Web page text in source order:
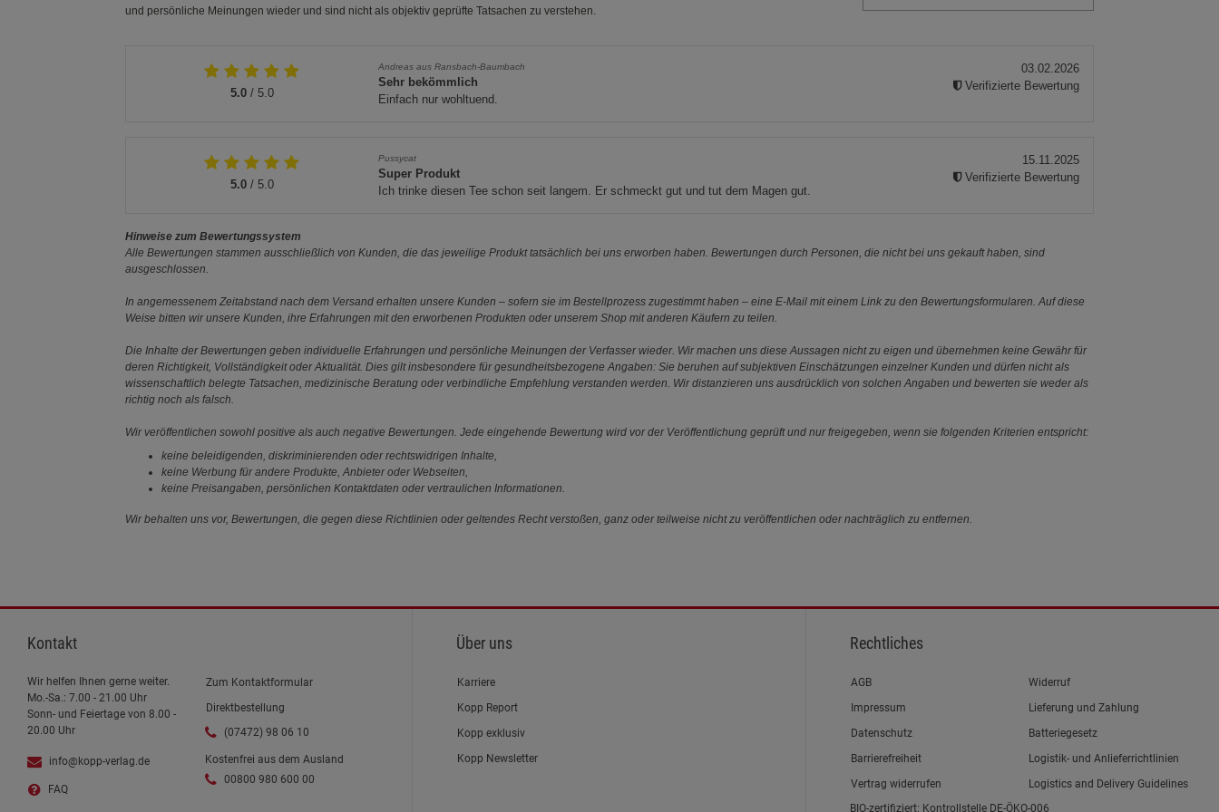
und persönliche Meinungen wieder und sind nicht als objektiv geprüfte Tatsachen zu verstehen.
5.0/ 5.0
Andreas aus Ransbach-Baumbach
Sehr bekömmlich
Einfach nur wohltuend.
03.02.2026
Verifizierte Bewertung
5.0/ 5.0
Pussycat
Super Produkt
Ich trinke diesen Tee schon seit langem. Er schmeckt gut und tut dem Magen gut.
15.11.2025
Verifizierte Bewertung
Hinweise zum Bewertungssystem
Alle Bewertungen stammen ausschließlich von Kunden, die das jeweilige Produkt tatsächlich bei uns erworben haben. Bewertungen durch Personen, die nicht bei uns gekauft haben, sind
ausgeschlossen.
In angemessenem Zeitabstand nach dem Versand erhalten unsere Kunden – sofern sie im Bestellprozess zugestimmt haben – eine E-Mail mit einem Link zu den Bewertungsformularen. Auf diese
Weise bitten wir unsere Kunden, ihre Erfahrungen mit den erworbenen Produkten oder unserem Shop mit anderen Käufern zu teilen.
Die Inhalte der Bewertungen geben individuelle Erfahrungen und persönliche Meinungen der Verfasser wieder. Wir machen uns diese Aussagen nicht zu eigen und übernehmen keine Gewähr für
deren Richtigkeit, Vollständigkeit oder Aktualität. Dies gilt insbesondere für gesundheitsbezogene Angaben: Sie beruhen auf subjektiven Einschätzungen einzelner Kunden und dürfen nicht als
wissenschaftlich belegte Tatsachen, medizinische Beratung oder verbindliche Empfehlung verstanden werden. Wir distanzieren uns ausdrücklich von solchen Angaben und bewerten sie weder als
richtig noch als falsch.
Wir veröffentlichen sowohl positive als auch negative Bewertungen. Jede eingehende Bewertung wird vor der Veröffentlichung geprüft und nur freigegeben, wenn sie folgenden Kriterien entspricht:
keine beleidigenden, diskriminierenden oder rechtswidrigen Inhalte,
keine Werbung für andere Produkte, Anbieter oder Webseiten,
keine Preisangaben, persönlichen Kontaktdaten oder vertraulichen Informationen.
Wir behalten uns vor, Bewertungen, die gegen diese Richtlinien oder geltendes Recht verstoßen, ganz oder teilweise nicht zu veröffentlichen oder nachträglich zu entfernen.
Kontakt
Wir helfen Ihnen gerne weiter.
Mo.-Sa.: 7.00 - 21.00 Uhr
Sonn- und Feiertage von 8.00 -
20.00 Uhr
info@kopp-verlag.de
FAQ
Zum Kontaktformular
Direktbestellung
(07472) 98 06 10
Kostenfrei aus dem Ausland
00800 980 600 00
Über uns
Karriere
Kopp Report
Kopp exklusiv
Kopp Newsletter
Rechtliches
Link zum/zur
AGB
Link zum/zur
Impressum
Link zum/zur
Datenschutz
Link zum/zur
Barrierefreiheit
Vertrag widerrufen
Widerruf
Lieferung und Zahlung
Batteriegesetz
Logistik- und Anlieferrichtlinien
Logistics and Delivery Guidelines
BIO-zertifiziert: Kontrollstelle DE-ÖKO-006